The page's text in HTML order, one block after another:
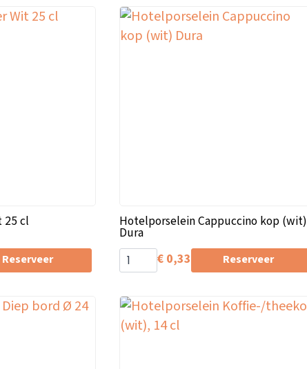
25 cl
Reserveer
Hotelporselein Cappuccino kop (wit)
Dura
€ 0,33 Reserveer